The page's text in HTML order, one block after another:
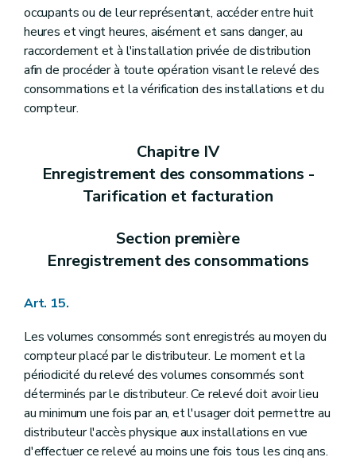
occupants ou de leur représentant, accéder entre huit
heures et vingt heures, aisément et sans danger, au
raccordement et à l'installation privée de distribution
afin de procéder à toute opération visant le relevé des
consommations et la vérification des installations et du
compteur.
Chapitre IV
Enregistrement des consommations -
Tarification et facturation
Section première
Enregistrement des consommations
Art. 15.
Les volumes consommés sont enregistrés au moyen du
compteur placé par le distributeur. Le moment et la
périodicité du relevé des volumes consommés sont
déterminés par le distributeur. Ce relevé doit avoir lieu
au minimum une fois par an, et l'usager doit permettre au
distributeur l'accès physique aux installations en vue
d'effectuer ce relevé au moins une fois tous les cinq ans.